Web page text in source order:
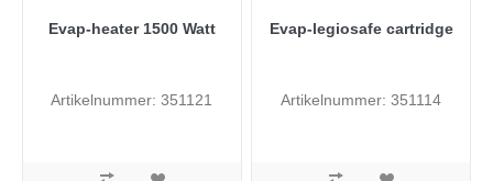
Evap-heater 1500 Watt
Artikelnummer: 351121
Evap-legiosafe cartridge
Artikelnummer: 351114